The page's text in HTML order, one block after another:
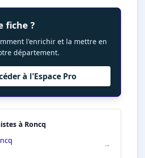
fiche ?
l'enrichir et la mettre en
département.
à l'Espace Pro
à Roncq
→